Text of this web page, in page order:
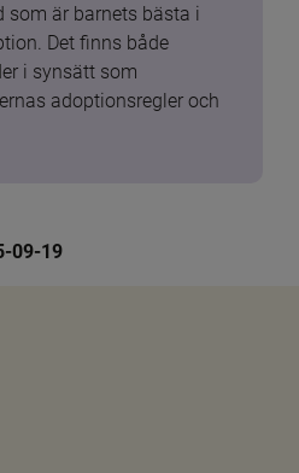
som är barnets bästa i
Det finns både
i synsätt som
adoptionsregler och
09-19